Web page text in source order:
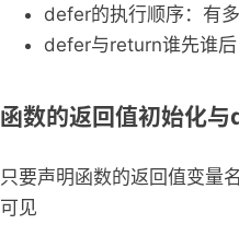
defer的执行顺序：有
defer与return谁先谁
函数的返回值初始化
只要声明函数的返回值变量
可见